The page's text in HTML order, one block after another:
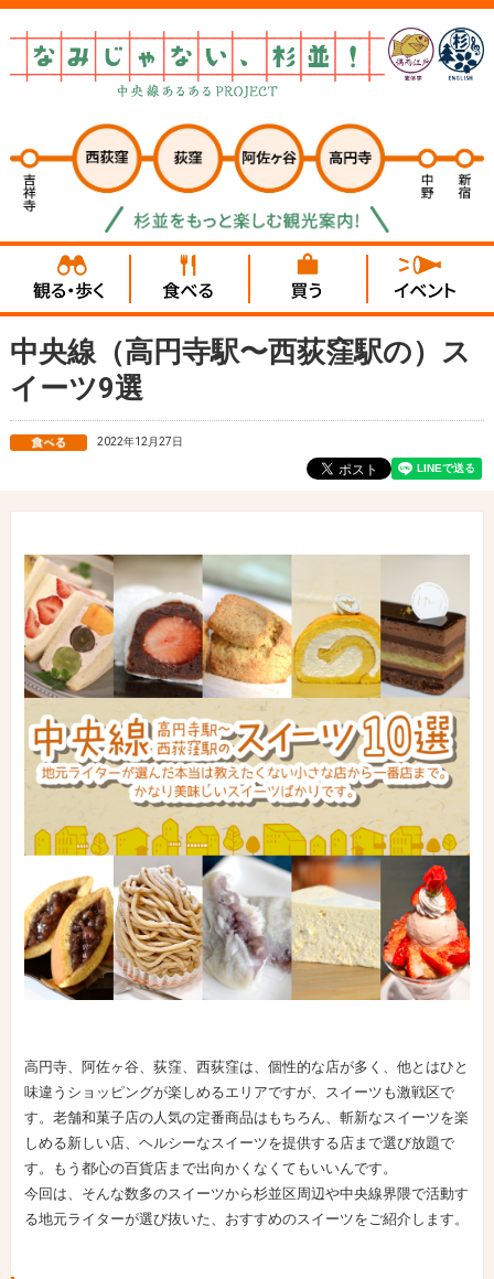
中央線（高円寺駅〜西荻窪駅の）ス
イーツ9選
2022年12月27日
高円寺、阿佐ヶ谷、荻窪、西荻窪は、個性的な店が多く、他とはひと
味違うショッピングが楽しめるエリアですが、スイーツも激戦区で
す。老舗和菓子店の人気の定番商品はもちろん、斬新なスイーツを楽
しめる新しい店、ヘルシーなスイーツを提供する店まで選び放題で
す。もう都心の百貨店まで出向かくなくてもいいんです。
今回は、そんな数多のスイーツから杉並区周辺や中央線界隈で活動す
る地元ライターが選び抜いた、おすすめのスイーツをご紹介します。